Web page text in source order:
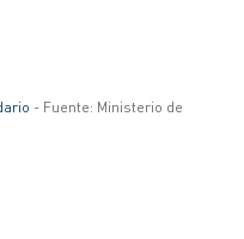
- Fuente: Ministerio de